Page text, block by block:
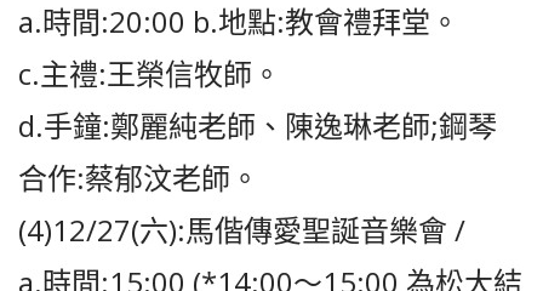
a.時間:20:00 b.地點:教會禮拜堂。
c.主禮:王榮信牧師。
d.手鐘:鄭麗純老師、陳逸琳老師;鋼琴
合作:蔡郁汶老師。
(4)12/27(六):馬偕傳愛聖誕音樂會 /
a.時間:15:00 (*14:00〜15:00 為松大結